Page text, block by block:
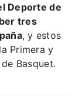
Deporte de
tres
, y estos
Primera y
Basquet.